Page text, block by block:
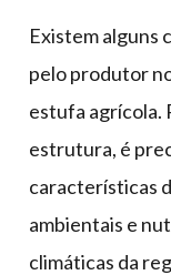
Existem alguns
pelo produtor
estufa agrícola.
estrutura, é
características
ambientais e
climáticas da